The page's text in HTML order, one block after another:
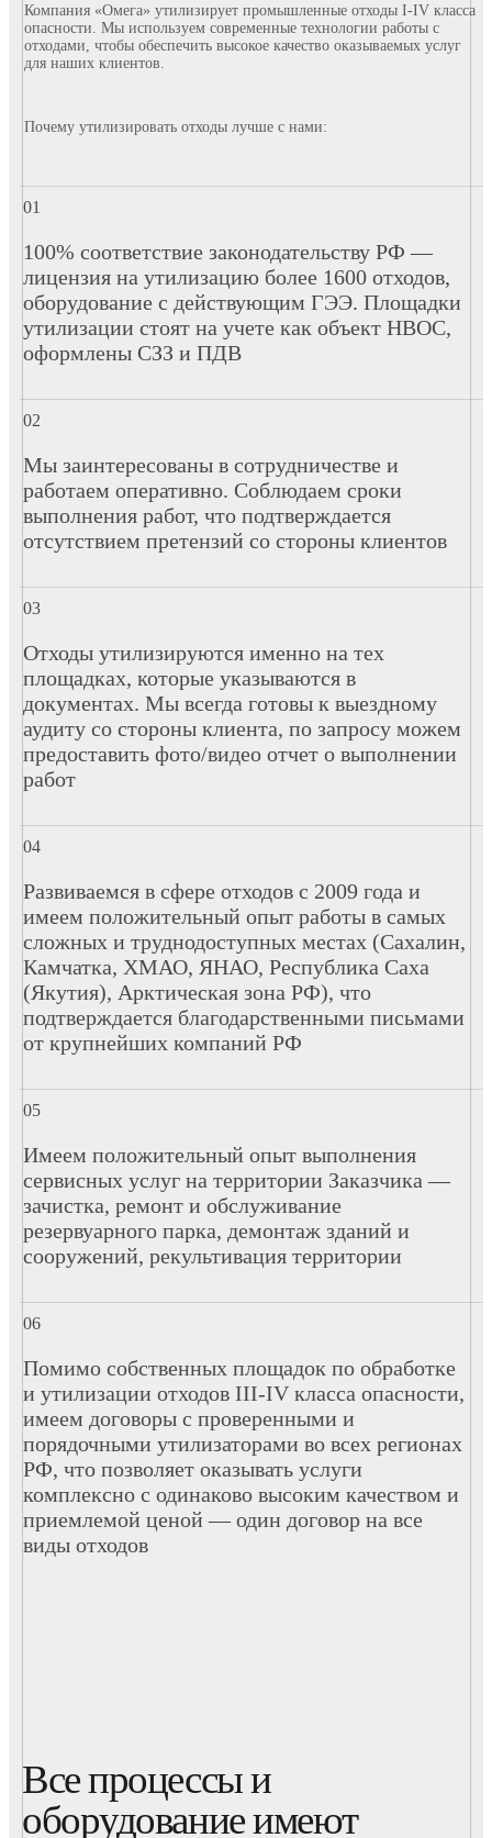
Компания «Омега» утилизирует промышленные отходы I-IV класса
опасности. Мы используем современные технологии работы с
отходами, чтобы обеспечить высокое качество оказываемых услуг
для наших клиентов.
Почему утилизировать отходы лучше с нами:
100% соответствие законодательству РФ —
лицензия на утилизацию более 1600 отходов,
оборудование с действующим ГЭЭ. Площадки
утилизации стоят на учете как объект НВОС,
оформлены СЗЗ и ПДВ
Мы заинтересованы в сотрудничестве и
работаем оперативно. Соблюдаем сроки
выполнения работ, что подтверждается
отсутствием претензий со стороны клиентов
Отходы утилизируются именно на тех
площадках, которые указываются в
документах. Мы всегда готовы к выездному
аудиту со стороны клиента, по запросу можем
предоставить фото/видео отчет о выполнении
работ
Развиваемся в сфере отходов с 2009 года и
имеем положительный опыт работы в самых
сложных и труднодоступных местах (Сахалин,
Камчатка, ХМАО, ЯНАО, Республика Саха
(Якутия), Арктическая зона РФ), что
подтверждается благодарственными письмами
от крупнейших компаний РФ
Имеем положительный опыт выполнения
сервисных услуг на территории Заказчика —
зачистка, ремонт и обслуживание
резервуарного парка, демонтаж зданий и
сооружений, рекультивация территории
Помимо собственных площадок по обработке
и утилизации отходов III-IV класса опасности,
имеем договоры с проверенными и
порядочными утилизаторами во всех регионах
РФ, что позволяет оказывать услуги
комплексно с одинаково высоким качеством и
приемлемой ценой — один договор на все
виды отходов
Все процессы и
оборудование имеют